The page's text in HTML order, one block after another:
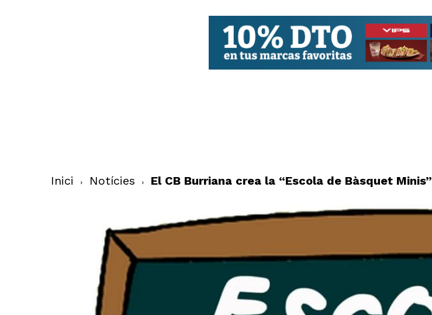
Inici Notícies El CB Burriana crea la “Escola de Bàsquet Minis”